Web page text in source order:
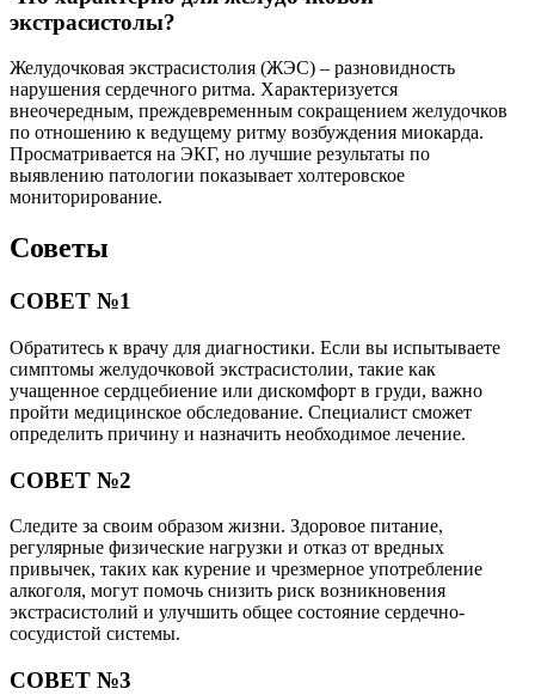
экстрасистолы?
Желудочковая экстрасистолия (ЖЭС) – разновидность
нарушения сердечного ритма. Характеризуется
внеочередным, преждевременным сокращением желудочков
по отношению к ведущему ритму возбуждения миокарда.
Просматривается на ЭКГ, но лучшие результаты по
выявлению патологии показывает холтеровское
мониторирование.
Советы
СОВЕТ №1
Обратитесь к врачу для диагностики. Если вы испытываете
симптомы желудочковой экстрасистолии, такие как
учащенное сердцебиение или дискомфорт в груди, важно
пройти медицинское обследование. Специалист сможет
определить причину и назначить необходимое лечение.
СОВЕТ №2
Следите за своим образом жизни. Здоровое питание,
регулярные физические нагрузки и отказ от вредных
привычек, таких как курение и чрезмерное употребление
алкоголя, могут помочь снизить риск возникновения
экстрасистолий и улучшить общее состояние сердечно-
сосудистой системы.
СОВЕТ №3